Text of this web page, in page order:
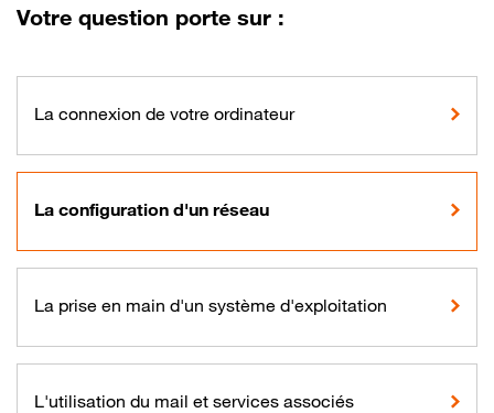
Votre question porte sur :
La connexion de votre ordinateur
La configuration d'un réseau
La prise en main d'un système d'exploitation
L'utilisation du mail et services associés